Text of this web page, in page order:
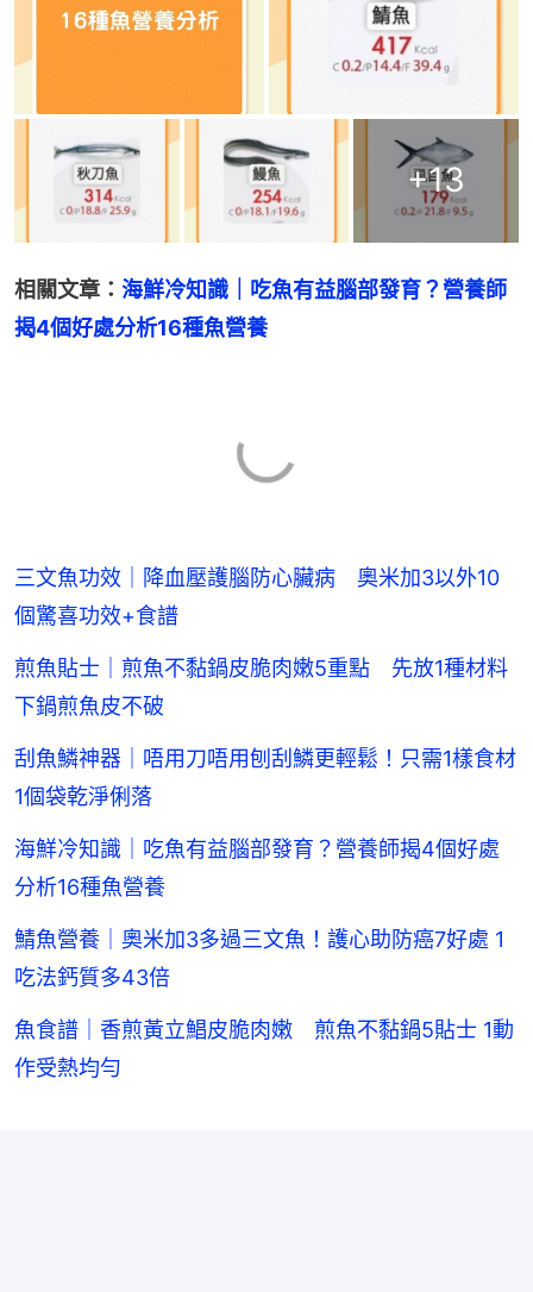
+13
相關文章： 海鮮冷知識｜吃魚有益腦部發育？營養師
揭4個好處分析16種魚營養
三文魚功效｜降血壓護腦防心臟病 奧米加3以外10
個驚喜功效+食譜
煎魚貼士｜煎魚不黏鍋皮脆肉嫩5重點 先放1種材料
下鍋煎魚皮不破
刮魚鱗神器｜唔用刀唔用刨刮鱗更輕鬆！只需1樣食材
1個袋乾淨俐落
海鮮冷知識｜吃魚有益腦部發育？營養師揭4個好處
分析16種魚營養
鯖魚營養｜奧米加3多過三文魚！護心助防癌7好處 1
吃法鈣質多43倍
魚食譜｜香煎黃立鯧皮脆肉嫩 煎魚不黏鍋5貼士 1動
作受熱均勻